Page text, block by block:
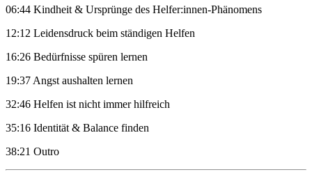
06:44 Kindheit & Ursprünge des Helfer:innen-Phänomens
12:12 Leidensdruck beim ständigen Helfen
16:26 Bedürfnisse spüren lernen
19:37 Angst aushalten lernen
32:46 Helfen ist nicht immer hilfreich
35:16 Identität & Balance finden
38:21 Outro